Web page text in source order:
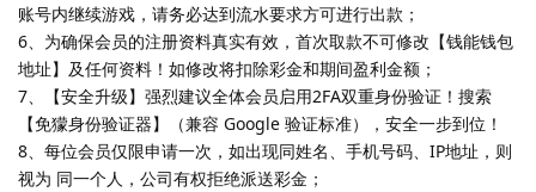
账号内继续游戏，请务必达到流水要求方可进行出款；
6、为确保会员的注册资料真实有效，首次取款不可修改【钱能钱包
地址】及任何资料！如修改将扣除彩金和期间盈利金额；
7、【安全升级】强烈建议全体会员启用2FA双重身份验证！搜索
【免獴身份验证器】（兼容 Google 验证标准），安全一步到位！
8、每位会员仅限申请一次，如出现同姓名、手机号码、IP地址，则
视为 同一个人，公司有权拒绝派送彩金；